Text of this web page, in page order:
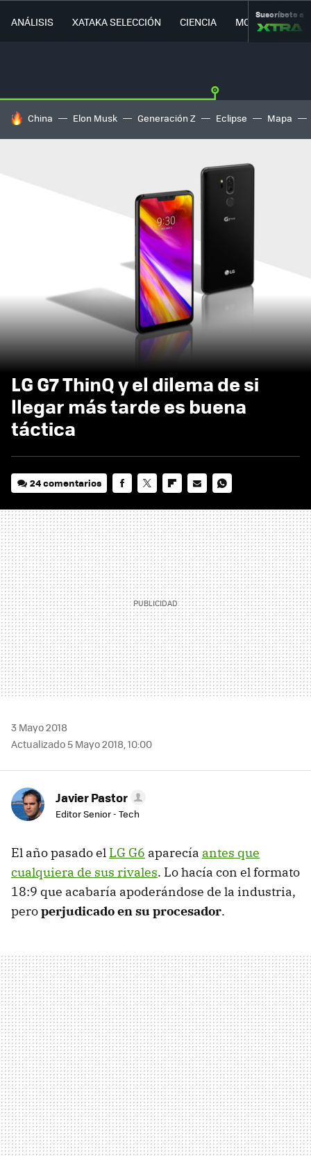
ANÁLISIS XATAKA SELECCIÓN CIENCIA MOVILIDAD
Suscríbete a
HOY SE HABLA DE
China Elon Musk Generación Z Eclipse Mapa
LG G7 ThinQ y el dilema de si
llegar más tarde es buena
táctica
24 comentarios
MAIL
3 Mayo 2018
Actualizado 5 Mayo 2018, 10:00
Javier Pastor
Editor Senior - Tech
El año pasado el LG G6 aparecía antes que
cualquiera de sus rivales. Lo hacía con el formato
18:9 que acabaría apoderándose de la industria,
peroperjudicado en su procesador.